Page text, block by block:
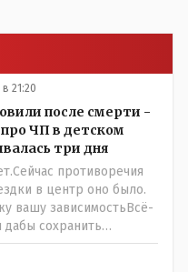
21:20
после смерти -
ЧП в детском
три дня
противоречия
в центр оно было.
вашу зависимостьВсё-
дабы сохранить
было бы и указать
не корректность